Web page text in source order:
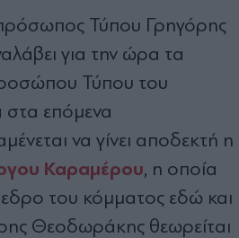
Τύπου Γρηγόρης
για την ώρα τα
Τύπου του
επόμενα
να γίνει αποδεκτή η
Καραμέρου, η οποία
του κόμματος εδώ και
Θεοδωράκης θεωρείται